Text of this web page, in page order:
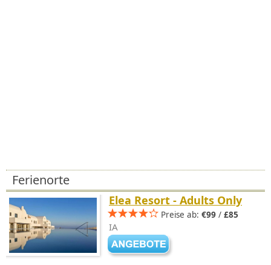
Ferienorte
Elea Resort - Adults Only
Preise ab: €99 / £85
IA